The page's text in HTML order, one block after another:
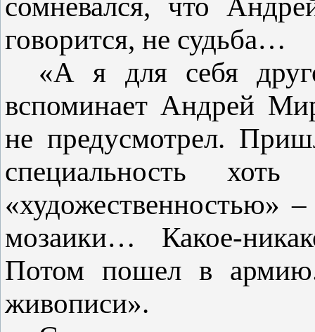
сомневался, что
говорится, не судьба…
«А я для себя
вспоминает Андрей
не предусмотрел.
специальность
«художественностью»
мозаики… Какое-
Потом пошел в
живописи».